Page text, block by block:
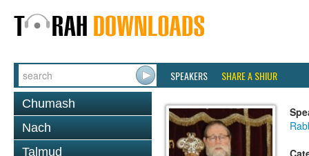
SPEAKERS SHARE A SHIUR
Chumash
Nach
Talmud